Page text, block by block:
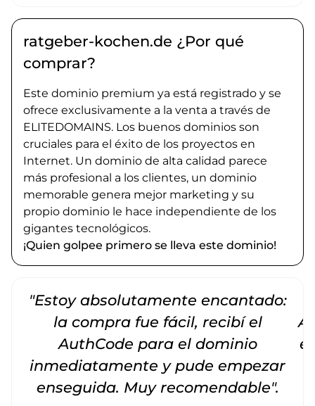
ratgeber-kochen.de ¿Por qué
comprar?
Este dominio premium ya está registrado y se
ofrece exclusivamente a la venta a través de
ELITEDOMAINS. Los buenos dominios son
cruciales para el éxito de los proyectos en
Internet. Un dominio de alta calidad parece
más profesional a los clientes, un dominio
memorable genera mejor marketing y su
propio dominio le hace independiente de los
gigantes tecnológicos.
¡Quien golpee primero se lleva este dominio!
"Estoy absolutamente encantado:
la compra fue fácil, recibí el
AuthCode para el dominio
inmediatamente y pude empezar
enseguida. Muy recomendable".